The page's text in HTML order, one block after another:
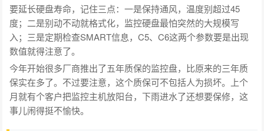
要延长硬盘寿命，记住三点：一是保持通风，温度别超过45
度；二是别动不动就格式化，监控硬盘最怕突然的大规模写
入；三是定期检查SMART信息，C5、C6这两个参数要是出现
数值就得注意了。
今年开始很多厂商推出了五年质保的监控盘，比原来的三年质
保实在多了。不过要注意，这个质保可不包括人为损坏。上个
月就有个客户把监控主机放阳台，下雨进水了还想要保修，这
事儿闹得挺不愉快。